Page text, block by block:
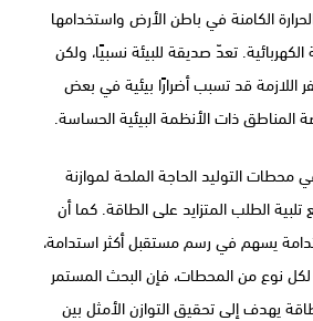
الكامنة في باطن الأرض واستخدامها
الكهربائية. تعدّ صديقة للبيئة نسبيًا، ولكن
اللازمة قد تسبب أضرارًا بيئية في بعض
المناطق ذات الأنظمة البيئية الحساسة.
التوليد الحاجة الملحة لموازنة
تلبية الطلب المتزايد على الطاقة. كما أن
يسهم في رسم مستقبل أكثر استدامة،
لكل نوع من المحطات، فإن البحث المستمر
يهدف إلى تحقيق التوازن الأمثل بين